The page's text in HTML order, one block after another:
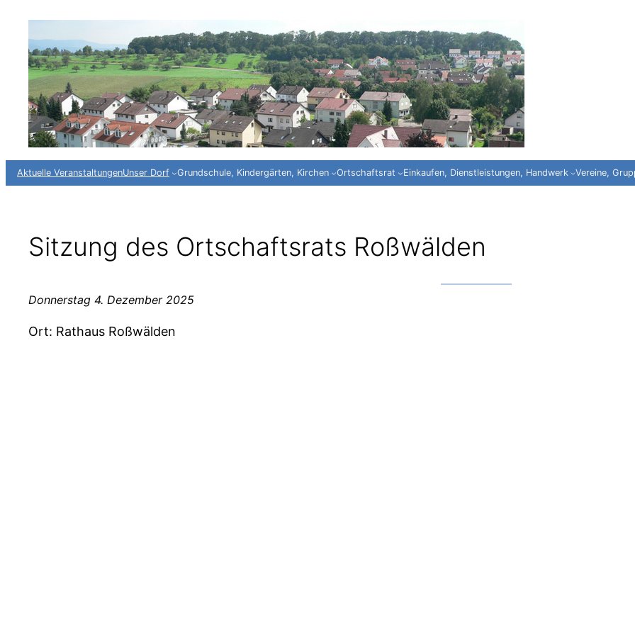
springen
Aktuelle VeranstaltungenUnser Dorf Grundschule, Kindergärten, Kirchen Ortschaftsrat Einkaufen, Dienstleistungen, Handwerk Vereine,
Sitzung des Ortschaftsrats Roßwälden
Donnerstag 4. Dezember 2025
Ort: Rathaus Roßwälden